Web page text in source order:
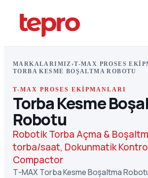
MARKALARIMIZ ›T-MAX PROSES
TORBA KESME BOŞALTMA ROBOTU
T-MAX PROSES EKIPMANLARI
Torba Kesme
Robotu
Robotik Torba Açma &
torba/saat, Dokunmatik
Compactor
T-MAX Torba Kesme Boşaltma